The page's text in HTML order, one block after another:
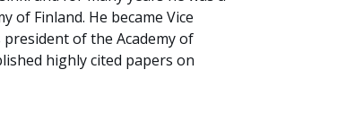
of Finland. He became Vice
of the Academy of
highly cited papers on